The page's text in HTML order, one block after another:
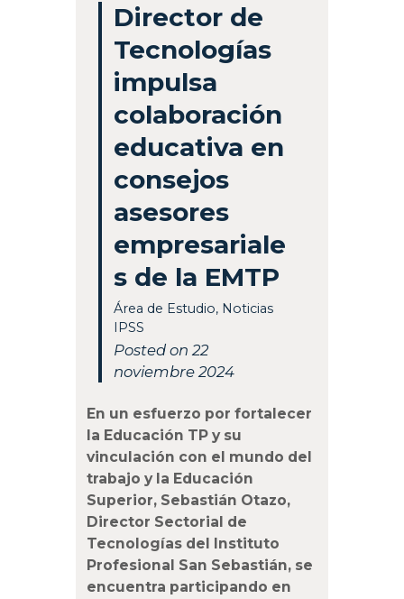
Director de
Tecnologías
impulsa
colaboración
educativa en
consejos
asesores
empresariale
s de la EMTP
Área de Estudio, Noticias
IPSS
Posted on 22
noviembre 2024
En un esfuerzo por fortalecer
la Educación TP y su
vinculación con el mundo del
trabajo y la Educación
Superior, Sebastián Otazo,
Director Sectorial de
Tecnologías del Instituto
Profesional San Sebastián, se
encuentra participando en